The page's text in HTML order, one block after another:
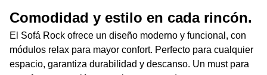
Comodidad y estilo en cada rincón.
El Sofá Rock ofrece un diseño moderno y funcional, con
módulos relax para mayor confort. Perfecto para cualquier
espacio, garantiza durabilidad y descanso. Un must para